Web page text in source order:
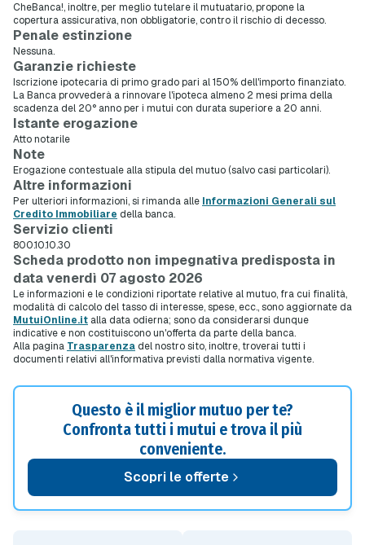
CheBanca!, inoltre, per meglio tutelare il mutuatario, propone la
copertura assicurativa, non obbligatorie, contro il rischio di decesso.
Penale estinzione
Nessuna.
Garanzie richieste
Iscrizione ipotecaria di primo grado pari al 150% dell'importo finanziato.
La Banca provvederà a rinnovare l'ipoteca almeno 2 mesi prima della
scadenza del 20° anno per i mutui con durata superiore a 20 anni.
Istante erogazione
Atto notarile
Note
Erogazione contestuale alla stipula del mutuo (salvo casi particolari).
Altre informazioni
Per ulteriori informazioni, si rimanda alle Informazioni Generali sul
Credito Immobiliare della banca.
Servizio clienti
800.10.10.30
Scheda prodotto non impegnativa predisposta in
data venerdì 07 agosto 2026
Le informazioni e le condizioni riportate relative al mutuo, fra cui finalità,
modalità di calcolo del tasso di interesse, spese, ecc., sono aggiornate da
MutuiOnline.it alla data odierna; sono da considerarsi dunque
indicative e non costituiscono un'offerta da parte della banca.
Alla pagina Trasparenza del nostro sito, inoltre, troverai tutti i
documenti relativi all'informativa previsti dalla normativa vigente.
Questo è il miglior mutuo per te?
Confronta tutti i mutui e trova il più
conveniente.
Scopri le offerte